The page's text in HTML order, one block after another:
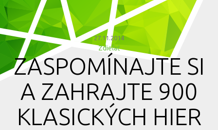
27.11.2014
Zdieľať
ZASPOMÍNAJTE SI
A ZAHRAJTE 900
KLASICKÝCH HIER